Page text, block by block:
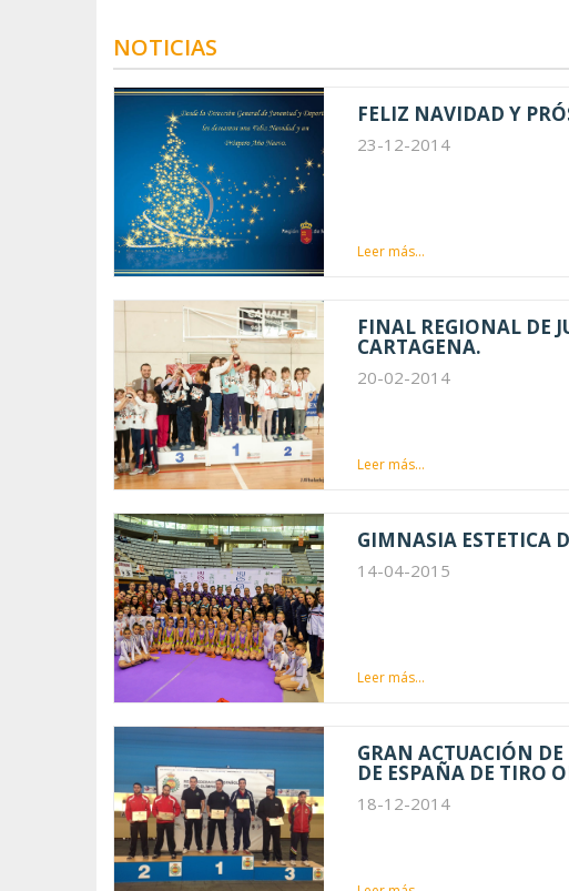
NOTICIAS
FELIZ NAVIDAD Y
23-12-2014
Leer más...
FINAL REGIONAL DE
CARTAGENA.
20-02-2014
Leer más...
GIMNASIA ESTETICA
14-04-2015
Leer más...
GRAN ACTUACIÓN
DE ESPAÑA DE TIRO
18-12-2014